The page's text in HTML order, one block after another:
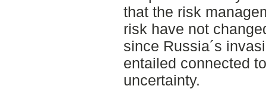
that the risk
risk have not
since Russia´s
entailed connected
uncertainty.